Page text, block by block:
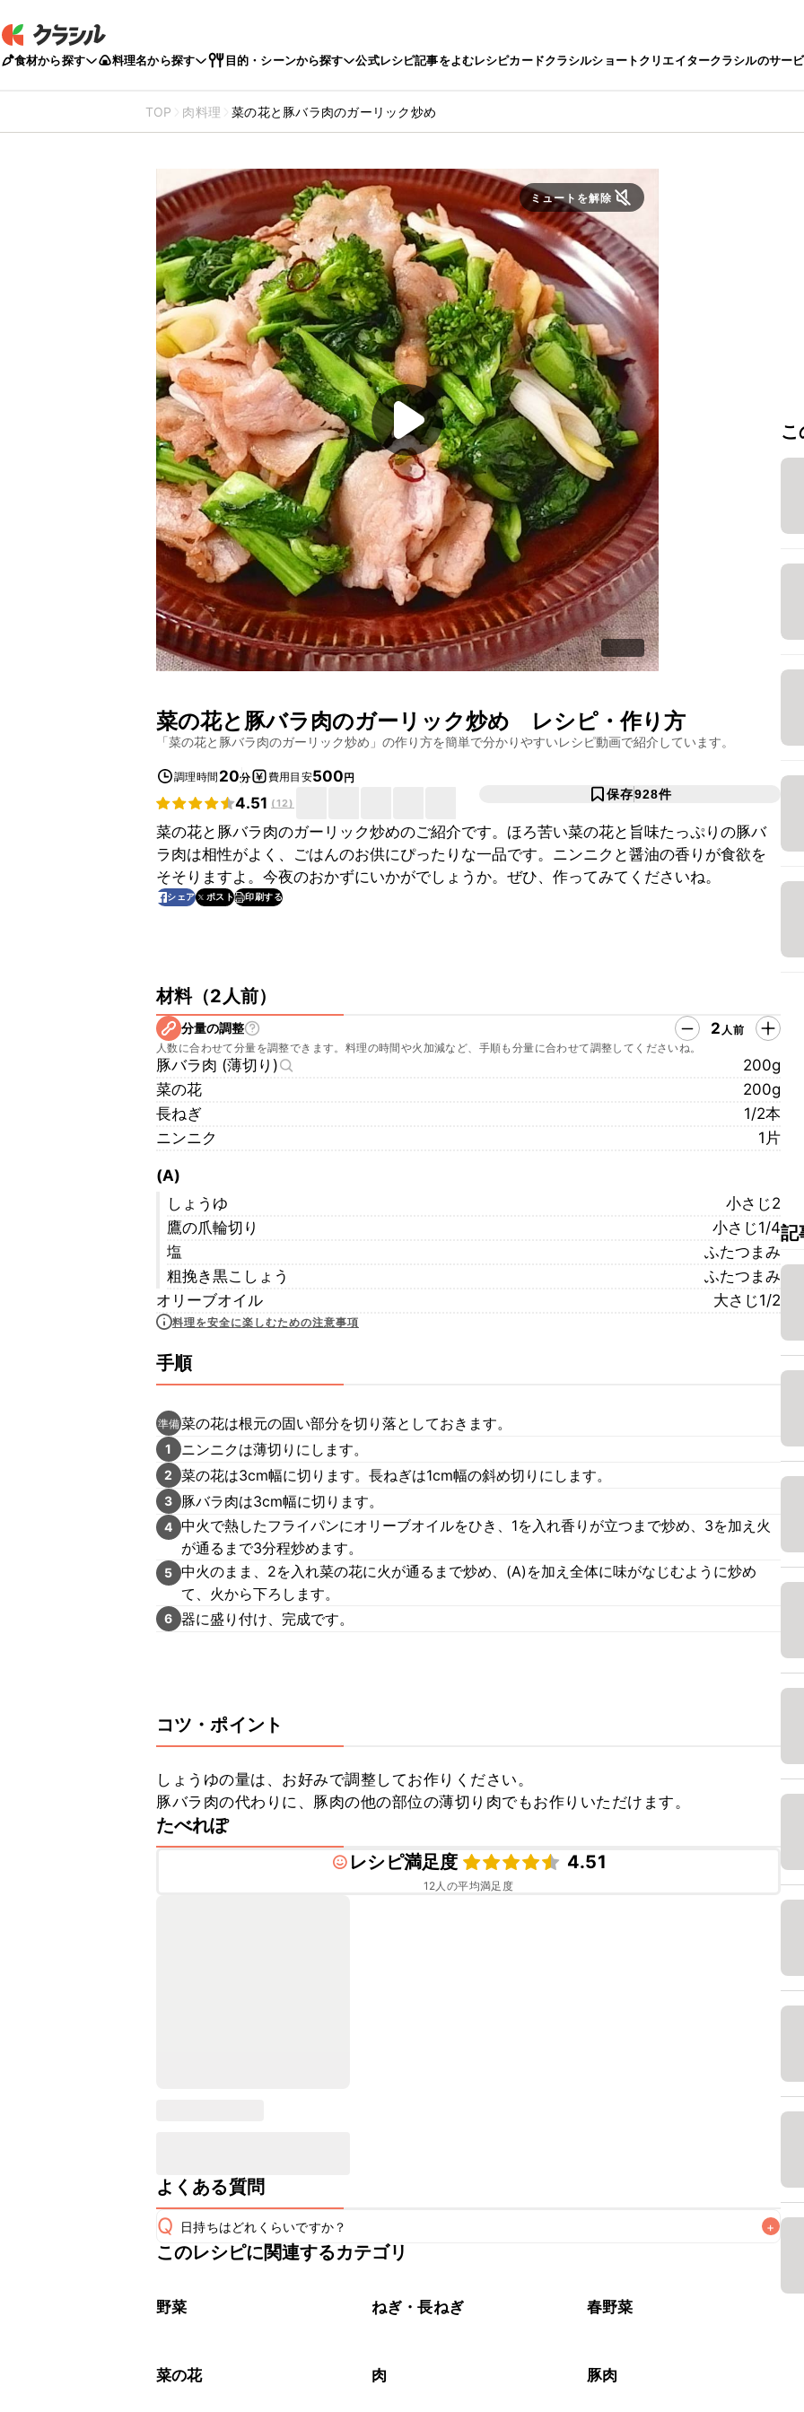
食材から探す 料理名から探す 目的・シーンから探す 公式レシピ記事をよむレシピカードクラシルショートクリエイタークラシルのサー
TOP 肉料理 菜の花と豚バラ肉のガーリック炒め
ミュートを解除
菜の花と豚バラ肉のガーリック炒め レシピ・作り方
「菜の花と豚バラ肉のガーリック炒め 」の作り方を簡単で分かりやすいレシピ動画で紹介しています。
調理時間 20分 費用目安500円
4.51 (12)
保存928件
菜の花と豚バラ肉のガーリック炒めのご紹介です。ほろ苦い菜の花と旨味たっぷりの豚バ
ラ肉は相性がよく、ごはんのお供にぴったりな一品です。ニンニクと醤油の香りが食欲を
そそりますよ。今夜のおかずにいかがでしょうか。ぜひ、作ってみてくださいね。
シェア ポスト 印刷する
材料（2人前）
分量の調整 2 人前
人数に合わせて分量を調整できます。料理の時間や火加減など、手順も分量に合わせて調整してくださいね。
豚バラ肉 (薄切り)
200g
菜の花
200g
長ねぎ
1/2本
ニンニク
1片
(A)
しょうゆ
小さじ2
鷹の爪輪切り
小さじ1/4
塩
ふたつまみ
粗挽き黒こしょう
ふたつまみ
オリーブオイル
大さじ1/2
料理を安全に楽しむための注意事項
手順
準備菜の花は根元の固い部分を切り落としておきます。
1 ニンニクは薄切りにします。
2 菜の花は3cm幅に切ります。長ねぎは1cm幅の斜め切りにします。
3 豚バラ肉は3cm幅に切ります。
4 中火で熱したフライパンにオリーブオイルをひき、1を入れ香りが立つまで炒め、3を加え火
が通るまで3分程炒めます。
5 中火のまま、2を入れ菜の花に火が通るまで炒め、(A)を加え全体に味がなじむように炒め
て、火から下ろします。
6 器に盛り付け、完成です。
コツ・ポイント
しょうゆの量は、お好みで調整してお作りください。
豚バラ肉の代わりに、豚肉の他の部位の薄切り肉でもお作りいただけます。
たべれぽ
レシピ満足度
4.51
12人の平均満足度
よくある質問
Q 日持ちはどれくらいですか？ +
保存期間は冷蔵で翌日中が目安です。なるべくお早めにお召し上がりください。
※日持ちは目安です。
このレシピに関連するカテゴリ
野菜 ねぎ・長ねぎ 春野菜
菜の花 肉 豚肉
記